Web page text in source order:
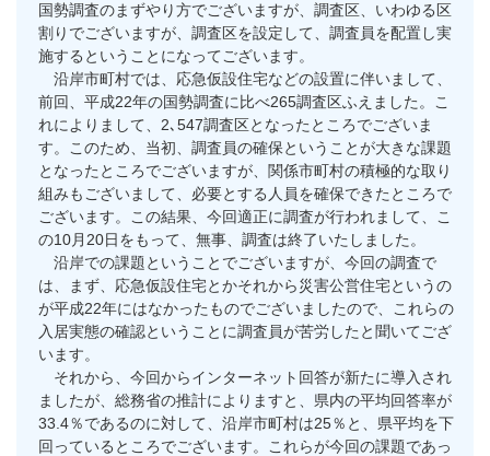
国勢調査のまずやり方でございますが、調査区、いわゆる区
割りでございますが、調査区を設定して、調査員を配置し実
施するということになってございます。
沿岸市町村では、応急仮設住宅などの設置に伴いまして、
前回、平成22年の国勢調査に比べ265調査区ふえました。こ
れによりまして、2､547調査区となったところでございま
す。このため、当初、調査員の確保ということが大きな課題
となったところでございますが、関係市町村の積極的な取り
組みもございまして、必要とする人員を確保できたところで
ございます。この結果、今回適正に調査が行われまして、こ
の10月20日をもって、無事、調査は終了いたしました。
沿岸での課題ということでございますが、今回の調査で
は、まず、応急仮設住宅とかそれから災害公営住宅というの
が平成22年にはなかったものでございましたので、これらの
入居実態の確認ということに調査員が苦労したと聞いてござ
います。
それから、今回からインターネット回答が新たに導入され
ましたが、総務省の推計によりますと、県内の平均回答率が
33.4％であるのに対して、沿岸市町村は25％と、県平均を下
回っているところでございます。これらが今回の課題であっ